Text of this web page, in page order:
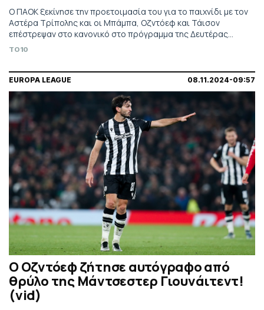
Ο ΠΑΟΚ ξεκίνησε την προετοιμασία του για το παιχνίδι με τον
Αστέρα Τρίπολης και οι Μπάμπα, Οζντόεφ και Τάισον
επέστρεψαν στο κανονικό στο πρόγραμμα της Δευτέρας
(18/11).
TO10
EUROPA LEAGUE 08.11.2024-09:57
Ο Οζντόεφ ζήτησε αυτόγραφο από
θρύλο της Μάντσεστερ Γιουνάιτεντ!
(vid)